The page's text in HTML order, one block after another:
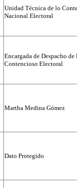
Unidad Técnica de lo
Nacional Electoral
Encargada de Despacho
Contencioso Electoral
Martha Medina Gómez
Dato Protegido